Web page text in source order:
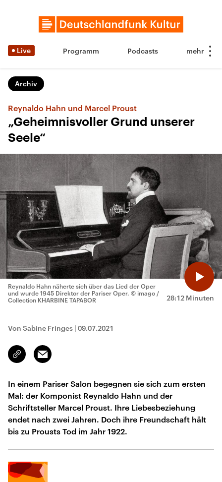
Live Programm Podcasts
Archiv
Reynaldo Hahn und Marcel Proust
„Geheimnisvoller Grund unserer
Seele“
28:12 Minuten
Reynaldo Hahn näherte sich über das Lied der Oper
und wurde 1945 Direktor der Pariser Oper. © imago /
Collection KHARBINE TAPABOR
Von Sabine Fringes | 09.07.2021
Link
kopieren/teilen
Email
In einem Pariser Salon begegnen sie sich zum ersten
Mal: der Komponist Reynaldo Hahn und der
Schriftsteller Marcel Proust. Ihre Liebesbeziehung
endet nach zwei Jahren. Doch ihre Freundschaft hält
bis zu Prousts Tod im Jahr 1922.